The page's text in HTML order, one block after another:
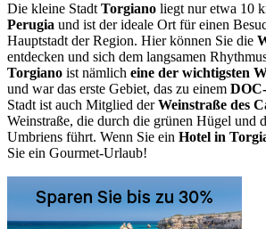
Die kleine Stadt Torgiano liegt nur etwa 10
Perugia und ist der ideale Ort für einen
Hauptstadt der Region. Hier können Sie die
entdecken und sich dem langsamen
Torgiano ist nämlich eine der wichtigsten
und war das erste Gebiet, das zu einem
Stadt ist auch Mitglied derWeinstraße des
Weinstraße, die durch die grünen Hügel und
Umbriens führt. Wenn Sie ein Hotel in
Sie ein Gourmet-Urlaub!